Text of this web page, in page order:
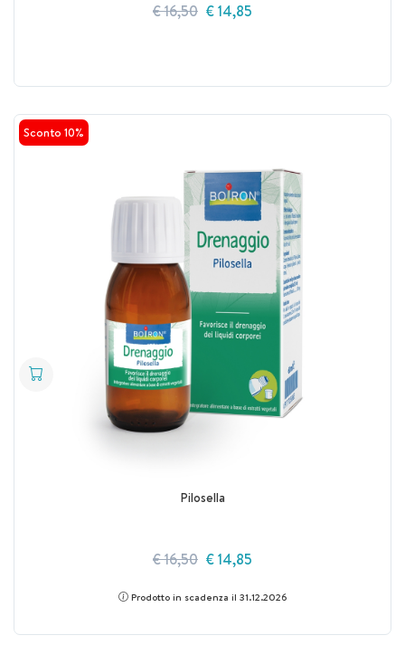
€ 16,50 € 14,85
Sconto 10%
Pilosella
€ 16,50 € 14,85
Prodotto in scadenza il 31.12.2026